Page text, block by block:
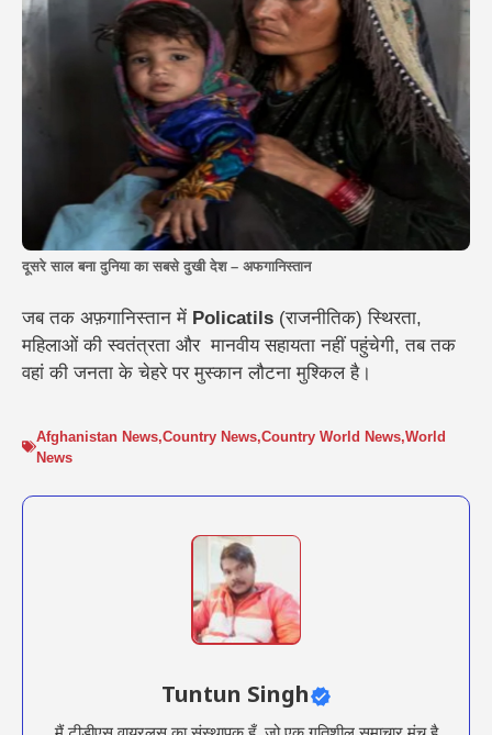
दूसरे साल बना दुनिया का सबसे दुखी देश – अफगानिस्तान
जब तक अफ़गानिस्तान में Policatils (राजनीतिक) स्थिरता,
महिलाओं की स्वतंत्रता और मानवीय सहायता नहीं पहुंचेगी, तब तक
वहां की जनता के चेहरे पर मुस्कान लौटना मुश्किल है।
Afghanistan News,Country News,Country World News,World
News
Tuntun Singh